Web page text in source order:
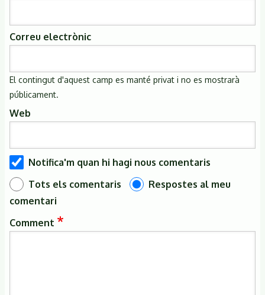
Correu electrònic
El contingut d'aquest camp es manté privat i no es mostrarà
públicament.
Web
Notifica'm quan hi hagi nous comentaris
Tots els comentaris
Respostes al meu
comentari
Comment